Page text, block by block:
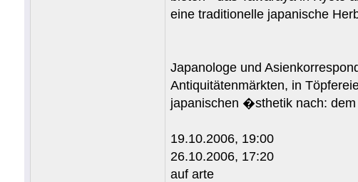
eine traditionelle japanische
Japanologe und
Antiquitätenmärkten, in
japanischen �sthetik nach:
19.10.2006, 19:00
26.10.2006, 17:20
auf arte